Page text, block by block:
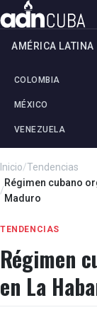
AMÉRICA LATINA
COLOMBIA
MÉXICO
VENEZUELA
Inicio/Tendencias
/
Régimen cubano
Maduro
TENDENCIAS
Régimen
en La